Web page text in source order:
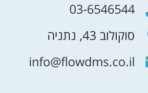
03-6546544
סוקולוב 43, נתניה
info@flowdms.co.il